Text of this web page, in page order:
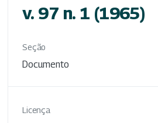
v. 97 n. 1 (1965)
Seção
Documento
Licença